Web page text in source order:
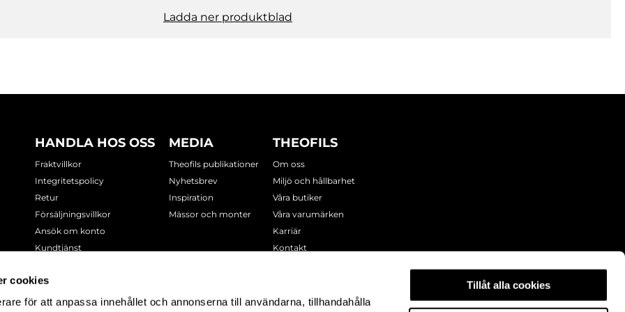
cookies
för att anpassa innehållet och annonserna till användarna, tillhandahålla
Tillåt alla cookies
Ladda ner produktblad
HANDLA HOS OSS
Fraktvillkor
Integritetspolicy
Retur
Försäljningsvillkor
Ansök om konto
Kundtjänst
MEDIA
Theofils publikationer
Nyhetsbrev
Inspiration
Mässor och monter
THEOFILS
Om oss
Miljö och hållbarhet
Våra butiker
Våra varumärken
Karriär
Kontakt